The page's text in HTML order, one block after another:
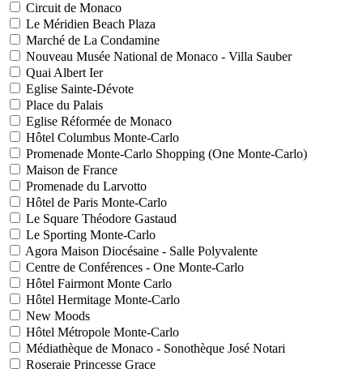
Circuit de Monaco
Le Méridien Beach Plaza
Marché de La Condamine
Nouveau Musée National de Monaco - Villa Sauber
Quai Albert Ier
Eglise Sainte-Dévote
Place du Palais
Eglise Réformée de Monaco
Hôtel Columbus Monte-Carlo
Promenade Monte-Carlo Shopping (One Monte-Carlo)
Maison de France
Promenade du Larvotto
Hôtel de Paris Monte-Carlo
Le Square Théodore Gastaud
Le Sporting Monte-Carlo
Agora Maison Diocésaine - Salle Polyvalente
Centre de Conférences - One Monte-Carlo
Hôtel Fairmont Monte Carlo
Hôtel Hermitage Monte-Carlo
New Moods
Hôtel Métropole Monte-Carlo
Médiathèque de Monaco - Sonothèque José Notari
Roseraie Princesse Grace